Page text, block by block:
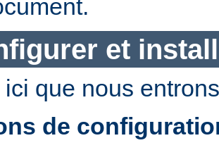
et
ici que nous
de